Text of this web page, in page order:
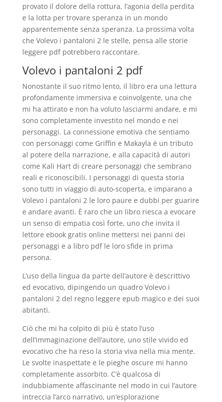
provato il dolore della rottura, l’agonia della perdita
e la lotta per trovare speranza in un mondo
apparentemente senza speranza. La prossima volta
che Volevo i pantaloni 2 le stelle, pensa alle storie
leggere pdf potrebbero raccontare.
Volevo i pantaloni 2 pdf
Nonostante il suo ritmo lento, il libro era una lettura
profondamente immersiva e coinvolgente, una che
mi ha attirato e non ha voluto lasciarmi andare, e mi
sono completamente investito nel mondo e nei
personaggi. La connessione emotiva che sentiamo
con personaggi come Griffin e Makayla è un tributo
al potere della narrazione, e alla capacità di autori
come Kali Hart di creare personaggi che sembrano
reali e riconoscibili. I personaggi di questa storia
sono tutti in viaggio di auto-scoperta, e imparano a
Volevo i pantaloni 2 le loro paure e dubbi per guarire
e andare avanti. È raro che un libro riesca a evocare
un senso di empatia così forte, uno che invita il
lettore ebook gratis online mettersi nei panni dei
personaggi e a libro pdf le loro sfide in prima
persona.
L’uso della lingua da parte dell’autore è descrittivo
ed evocativo, dipingendo un quadro Volevo i
pantaloni 2 del regno leggere epub magico e dei suoi
abitanti.
Ciò che mi ha colpito di più è stato l’uso
dell’immaginazione dell’autore, uno stile vivido ed
evocativo che ha reso la storia viva nella mia mente.
Le svolte inaspettate e le pieghe oscure mi hanno
completamente assorbito. C’è qualcosa di
indubbiamente affascinante nel modo in cui l’autore
intreccia l’arco narrativo, un’esplorazione